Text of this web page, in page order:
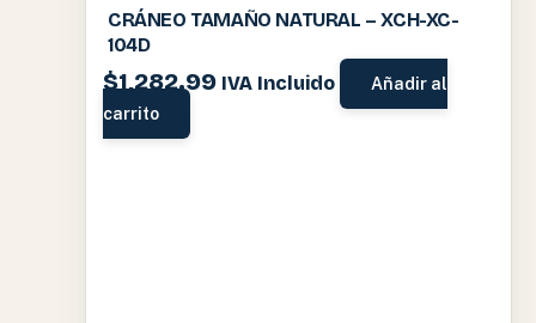
CRÁNEO TAMAÑO NATURAL – XCH-XC-
104D
$1,282.99 IVA Incluido
Añadir al
carrito